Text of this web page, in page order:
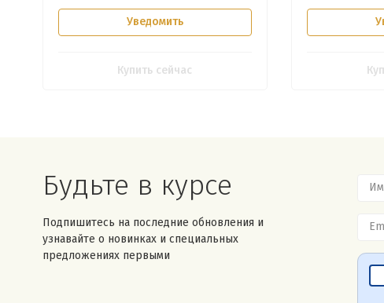
Уведомить
Купить сейчас
Будьте в курсе
Подпишитесь на последние обновления и
узнавайте о новинках и специальных
предложениях первыми